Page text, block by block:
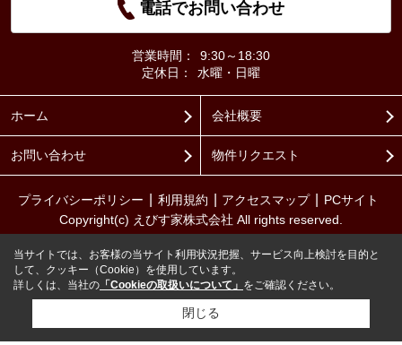
電話でお問い合わせ
営業時間：
9:30～18:30
定休日：
水曜・日曜
ホーム 会社概要
お問い合わせ 物件リクエスト
プライバシーポリシー 利用規約 アクセスマップ
PCサイト
Copyright(c) えびす家株式会社 All rights reserved.
当サイトでは、お客様の当サイト利用状況把握、サービス向上検討を目的と
して、クッキー（Cookie）を使用しています。
詳しくは、当社の 「Cookieの取扱いについて」 をご確認ください。
閉じる